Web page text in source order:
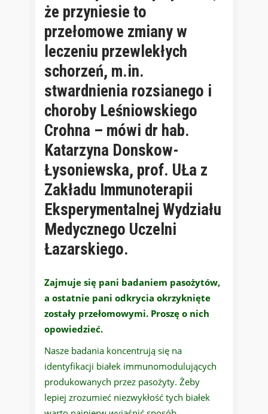
że przyniesie to
przełomowe zmiany w
leczeniu przewlekłych
schorzeń, m.in.
stwardnienia rozsianego i
choroby Leśniowskiego
Crohna – mówi dr hab.
Katarzyna Donskow-
Łysoniewska, prof. UŁa z
Zakładu Immunoterapii
Eksperymentalnej Wydziału
Medycznego Uczelni
Łazarskiego.
Zajmuje się pani badaniem pasożytów,
a ostatnie pani odkrycia okrzyknięte
zostały przełomowymi. Proszę o nich
opowiedzieć.
Nasze badania koncentrują się na
identyfikacji białek immunomodulujących
produkowanych przez pasożyty. Żeby
lepiej zrozumieć niezwykłość tych białek